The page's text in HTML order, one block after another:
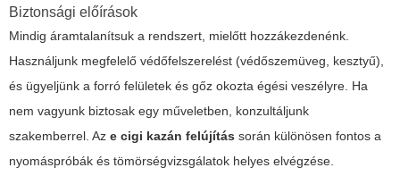
Biztonsági előírások
Mindig áramtalanítsuk a rendszert, mielőtt hozzákezdenénk.
Használjunk megfelelő védőfelszerelést (védőszemüveg, kesztyű),
és ügyeljünk a forró felületek és gőz okozta égési veszélyre. Ha
nem vagyunk biztosak egy műveletben, konzultáljunk
szakemberrel. Az e cigi kazán felújítás során különösen fontos a
nyomáspróbák és tömörségvizsgálatok helyes elvégzése.